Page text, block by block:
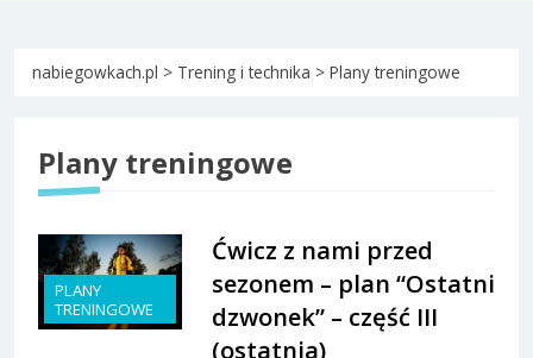
nabiegowkach.pl > Trening i technika > Plany treningowe
Plany treningowe
PLANY
TRENINGOWE
Ćwicz z nami przed
sezonem – plan “Ostatni
dzwonek” – część III
(ostatnia)